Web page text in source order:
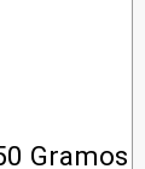
Gramos